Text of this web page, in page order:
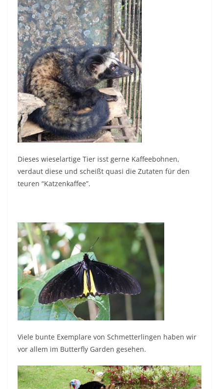
Dieses wieselartige Tier isst gerne Kaffeebohnen,
verdaut diese und scheißt quasi die Zutaten für den
teuren “Katzenkaffee”.
Viele bunte Exemplare von Schmetterlingen haben wir
vor allem im Butterfly Garden gesehen.